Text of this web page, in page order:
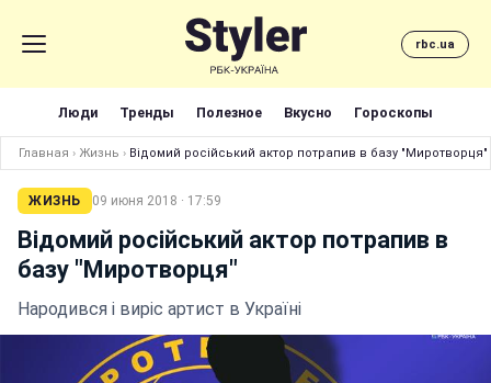
rbc.ua
Люди Тренды Полезное Вкусно Гороскопы
Главная › Жизнь › Відомий російський актор потрапив в базу "Миротворця"
ЖИЗНЬ 09 июня 2018 · 17:59
Відомий російський актор потрапив в
базу "Миротворця"
Народився і виріс артист в Україні